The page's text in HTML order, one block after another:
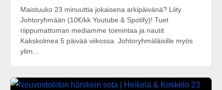
Maistuuko 23 minuuttia jokaisena arkipäivänä? Liity
Johtoryhmään (10€/kk Youtube & Spotify)! Tuet
riippumattoman mediamme toimintaa ja nautit
Kakskolmea 5 päivää viikossa. Johtoryhmäläisille myös
ylim...